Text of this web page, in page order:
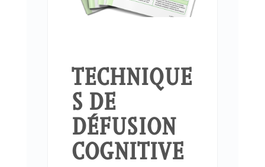
TECHNIQUE
S DE
DÉFUSION
COGNITIVE